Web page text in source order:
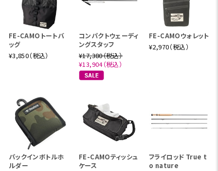
FE-CAMOトートバ
ッグ
¥3,850（税込）
コンパクトウェーディ
ングスタッフ
¥17,380（税込）
¥13,904（税込）
FE-CAMOウォレット
¥2,970（税込）
パックインボトルホ
ルダー
FE-CAMOティッシュ
ケース
フライロッド True t
o nature